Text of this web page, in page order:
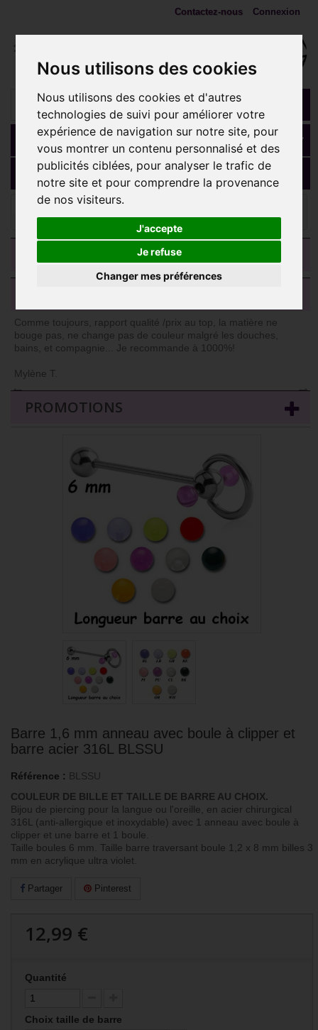
Nous utilisons des cookies
Nous utilisons des cookies et d'autres
technologies de suivi pour améliorer votre
expérience de navigation sur notre site, pour
vous montrer un contenu personnalisé et des
publicités ciblées, pour analyser le trafic de
notre site et pour comprendre la provenance
de nos visiteurs.
J'accepte
Je refuse
Changer mes préférences
Connexion
Contactez-nous
Panier (vide)
MENU
Bijoux langue
clipper et barre acier 316L BLSSU
Comme toujours, rapport qualité /prix au top, la matière ne
bouge pas, ne change pas de couleur malgré les douches,
bains, et compagnie... Je recommande à 1000%!
Mylène T.
→
←
PROMOTIONS
Barre 1,6 mm anneau avec boule à clipper et
barre acier 316L BLSSU
Référence : BLSSU
COULEUR DE BILLE ET TAILLE DE BARRE AU CHOIX.
Bijou de piercing pour la langue ou l'oreille, en acier chirurgical
316L (anti-allergique et inoxydable) avec 1 anneau avec boule à
clipper et une barre et 1 boule.
Taille boules 6 mm. Taille barre traversant boule 1,2 x 8 mm billes 3
mm en acrylique ultra violet.
Partager Pinterest
12,99 €
Quantité
Choix taille de barre